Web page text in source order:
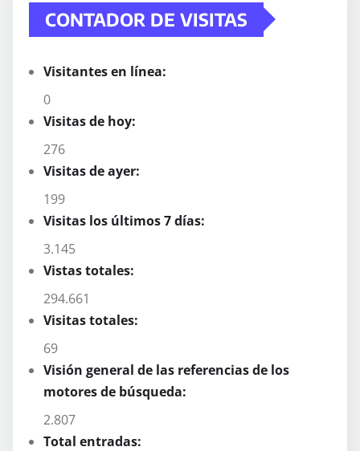
CONTADOR DE VISITAS
Visitantes en línea:
0
Visitas de hoy:
276
Visitas de ayer:
199
Visitas los últimos 7 días:
3.145
Vistas totales:
294.661
Visitas totales:
69
Visión general de las referencias de los
motores de búsqueda:
2.807
Total entradas: